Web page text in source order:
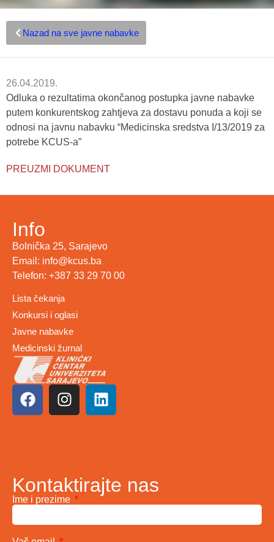
Nazad na sve javne nabavke
26.04.2019.
Odluka o rezultatima okončanog postupka javne nabavke
putem konkurentskog zahtjeva za dostavu ponuda a koji se
odnosi na javnu nabavku “Medicinska sredstva I/13/2019 za
potrebe KCUS-a”
PREUZMI DOKUMENT
Info
Bolnička 25, Sarajevo
Email: info@kcus.ba
Telefon: +387 33 29 70 00
Lista čekanja
Konkursi i oglasi
Javne nabavke
Medicinski žurnal
Kontaktirajte nas
Ime i prezime